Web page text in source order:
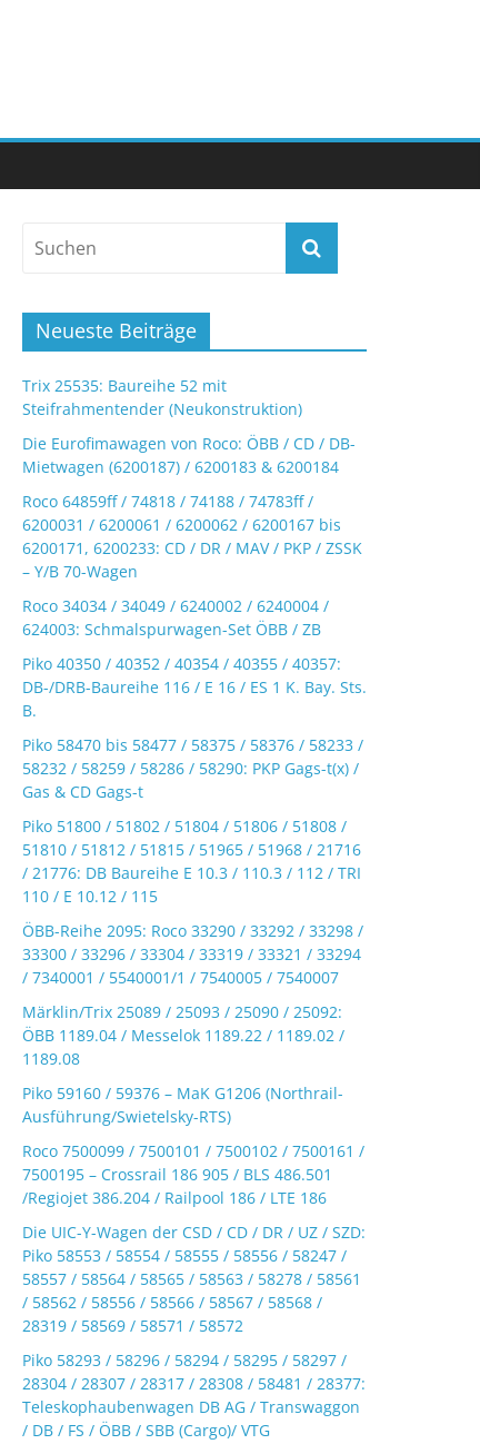
Neueste Beiträge
Trix 25535: Baureihe 52 mit
Steifrahmentender (Neukonstruktion)
Die Eurofimawagen von Roco: ÖBB / CD / DB-
Mietwagen (6200187) / 6200183 & 6200184
Roco 64859ff / 74818 / 74188 / 74783ff /
6200031 / 6200061 / 6200062 / 6200167 bis
6200171, 6200233: CD / DR / MAV / PKP / ZSSK
– Y/B 70-Wagen
Roco 34034 / 34049 / 6240002 / 6240004 /
624003: Schmalspurwagen-Set ÖBB / ZB
Piko 40350 / 40352 / 40354 / 40355 / 40357:
DB-/DRB-Baureihe 116 / E 16 / ES 1 K. Bay. Sts.
B.
Piko 58470 bis 58477 / 58375 / 58376 / 58233 /
58232 / 58259 / 58286 / 58290: PKP Gags-t(x) /
Gas & CD Gags-t
Piko 51800 / 51802 / 51804 / 51806 / 51808 /
51810 / 51812 / 51815 / 51965 / 51968 / 21716
/ 21776: DB Baureihe E 10.3 / 110.3 / 112 / TRI
110 / E 10.12 / 115
ÖBB-Reihe 2095: Roco 33290 / 33292 / 33298 /
33300 / 33296 / 33304 / 33319 / 33321 / 33294
/ 7340001 / 5540001/1 / 7540005 / 7540007
Märklin/Trix 25089 / 25093 / 25090 / 25092:
ÖBB 1189.04 / Messelok 1189.22 / 1189.02 /
1189.08
Piko 59160 / 59376 – MaK G1206 (Northrail-
Ausführung/Swietelsky-RTS)
Roco 7500099 / 7500101 / 7500102 / 7500161 /
7500195 – Crossrail 186 905 / BLS 486.501
/Regiojet 386.204 / Railpool 186 / LTE 186
Die UIC-Y-Wagen der CSD / CD / DR / UZ / SZD:
Piko 58553 / 58554 / 58555 / 58556 / 58247 /
58557 / 58564 / 58565 / 58563 / 58278 / 58561
/ 58562 / 58556 / 58566 / 58567 / 58568 /
28319 / 58569 / 58571 / 58572
Piko 58293 / 58296 / 58294 / 58295 / 58297 /
28304 / 28307 / 28317 / 28308 / 58481 / 28377:
Teleskophaubenwagen DB AG / Transwaggon
/ DB / FS / ÖBB / SBB (Cargo)/ VTG